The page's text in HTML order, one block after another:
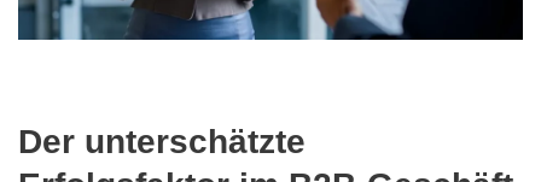
Der unterschätzte